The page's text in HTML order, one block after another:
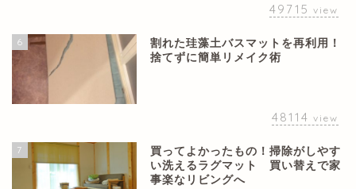
49715 view
6
割れた珪藻土バスマットを再利用！
捨てずに簡単リメイク術
48114 view
7
買ってよかったもの！掃除がしやす
い洗えるラグマット 買い替えで家
事楽なリビングへ